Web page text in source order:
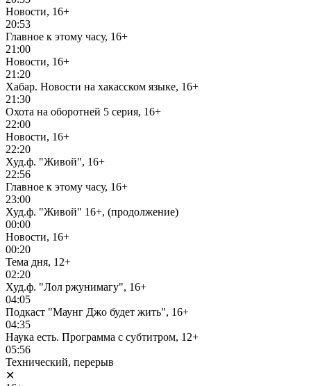
Новости, 16+
20:53
Главное к этому часу, 16+
21:00
Новости, 16+
21:20
Хабар. Новости на хакасском языке, 16+
21:30
Охота на оборотней 5 серия, 16+
22:00
Новости, 16+
22:20
Худ.ф. "Живой", 16+
22:56
Главное к этому часу, 16+
23:00
Худ.ф. "Живой" 16+, (продолжение)
00:00
Новости, 16+
00:20
Тема дня, 12+
02:20
Худ.ф. "Лол ржунимагу", 16+
04:05
Подкаст "Маунг Джо будет жить", 16+
04:35
Наука есть. Программа с субтитром, 12+
05:56
Технический, перерыв
✕